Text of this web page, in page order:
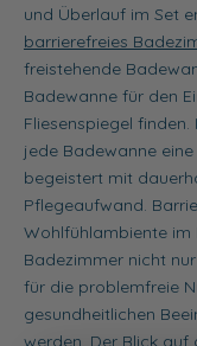
und Überlauf im Set
barrierefreies
freistehende
Badewanne für den
Fliesenspiegel
jede Badewanne
begeistert mit
Pflegeaufwand.
Wohlfühlambiente im
Badezimmer nicht
für die problemfreie
gesundheitlichen
werden. Der Blick